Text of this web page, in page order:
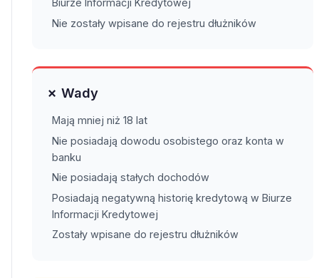
Biurze Informacji Kredytowej
Nie zostały wpisane do rejestru dłużników
✗ Wady
Mają mniej niż 18 lat
Nie posiadają dowodu osobistego oraz konta w
banku
Nie posiadają stałych dochodów
Posiadają negatywną historię kredytową w Biurze
Informacji Kredytowej
Zostały wpisane do rejestru dłużników